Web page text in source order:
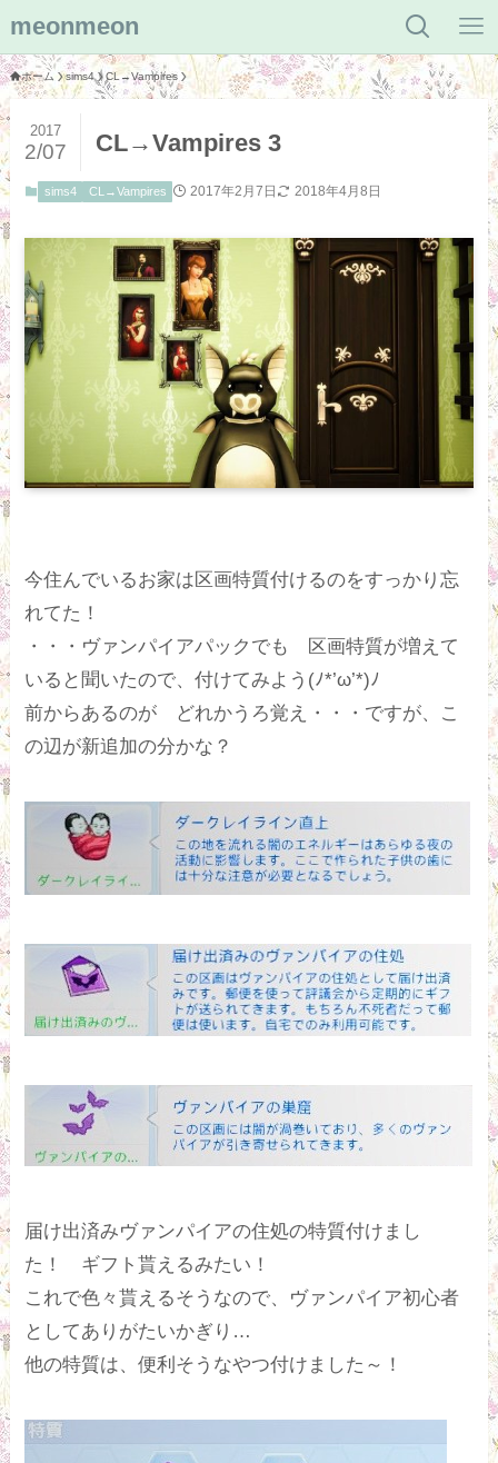
meonmeon
ホーム sims4 CL→Vampires
CL→Vampires 3
2017
2/07
sims4 CL→Vampires 2017年2月7日 2018年4月8日
今住んでいるお家は区画特質付けるのをすっかり忘
れてた！
・・・ヴァンパイアパックでも 区画特質が増えて
いると聞いたので、付けてみよう(ﾉ*’ω’*)ﾉ
前からあるのが どれかうろ覚え・・・ですが、こ
の辺が新追加の分かな？
届け出済みヴァンパイアの住処の特質付けまし
た！ ギフト貰えるみたい！
これで色々貰えるそうなので、ヴァンパイア初心者
としてありがたいかぎり…
他の特質は、便利そうなやつ付けました～！